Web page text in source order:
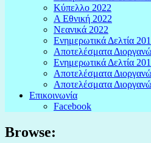
Κύπελλο 2022
Α Εθνική 2022
Νεανικά 2022
Ενημερωτικά Δελτία
Αποτελέσματα
Ενημερωτικά Δελτία
Αποτελέσματα
Αποτελέσματα
Επικοινωνία
Facebook
Browse: